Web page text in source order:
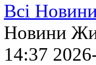
Всі
Новини
14:37